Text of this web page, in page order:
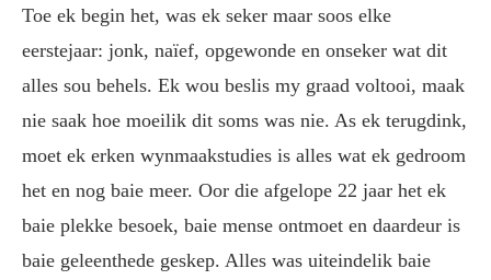
Toe ek begin het, was ek seker maar soos elke
eerstejaar: jonk, naïef, opgewonde en onseker wat dit
alles sou behels. Ek wou beslis my graad voltooi, maak
nie saak hoe moeilik dit soms was nie. As ek terugdink,
moet ek erken wynmaakstudies is alles wat ek gedroom
het en nog baie meer. Oor die afgelope 22 jaar het ek
baie plekke besoek, baie mense ontmoet en daardeur is
baie geleenthede geskep. Alles was uiteindelik baie